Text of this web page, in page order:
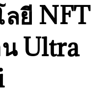
ลยี NFT
น Ultra